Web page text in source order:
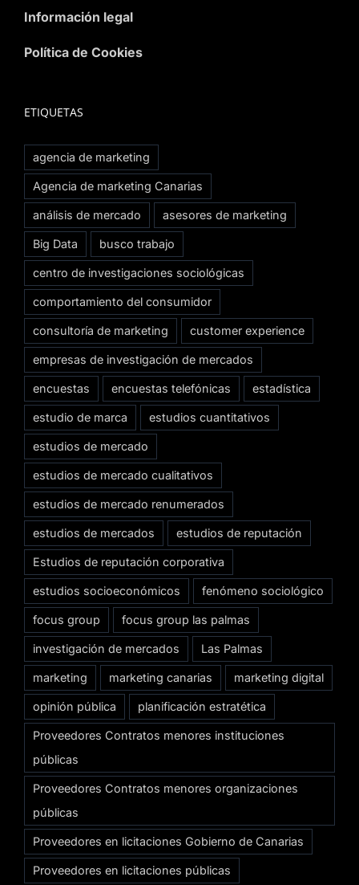
Información legal
Política de Cookies
ETIQUETAS
agencia de marketing
Agencia de marketing Canarias
análisis de mercado asesores de marketing
Big Data busco trabajo
centro de investigaciones sociológicas
comportamiento del consumidor
consultoría de marketing customer experience
empresas de investigación de mercados
encuestas encuestas telefónicas estadística
estudio de marca estudios cuantitativos
estudios de mercado
estudios de mercado cualitativos
estudios de mercado renumerados
estudios de mercados estudios de reputación
Estudios de reputación corporativa
estudios socioeconómicos fenómeno sociológico
focus group focus group las palmas
investigación de mercados Las Palmas
marketing marketing canarias marketing digital
opinión pública planificación estratética
Proveedores Contratos menores instituciones
públicas
Proveedores Contratos menores organizaciones
públicas
Proveedores en licitaciones Gobierno de Canarias
Proveedores en licitaciones públicas